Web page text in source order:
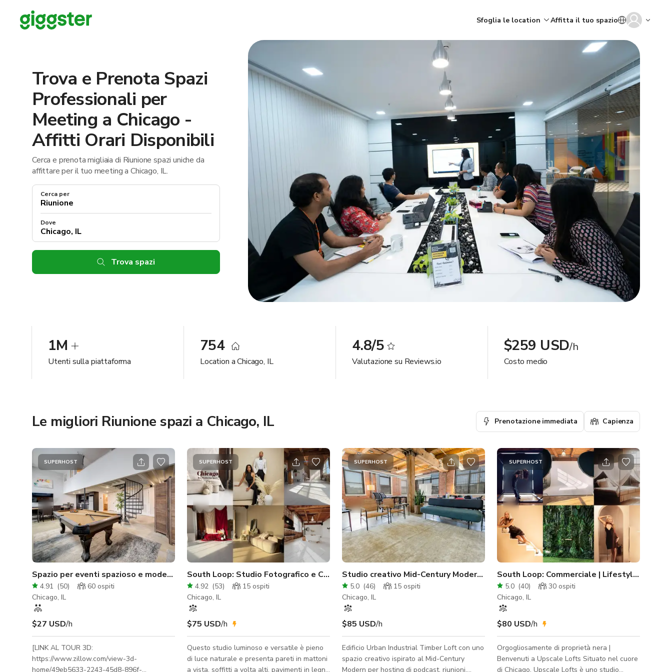
Sfoglia le location Affitta il tuo spazio
Trova e Prenota Spazi
Professionali per
Meeting a Chicago -
Affitti Orari Disponibili
Cerca e prenota migliaia di Riunione spazi uniche da
affittare per il tuo meeting a Chicago, IL.
Cerca per
Dove
Trova spazi
1M
Utenti sulla piattaforma
754
Location a Chicago, IL
4.8/5
Valutazione su Reviews.io
$259 USD/h
Costo medio
Le migliori Riunione spazi a Chicago, IL Prenotazione immediata Capienza
SUPERHOST
Spazio per eventi spazioso e moderno con soppalco per dormire
4.91 (50) 60 ospiti
Chicago, IL
$27 USD/h
[LINK AL TOUR 3D:
https://www.zillow.com/view-3d-
home/49eb5633-2243-45d8-896f-
SUPERHOST
South Loop: Studio Fotografico e Cinematografico Industriale
4.92 (53) 15 ospiti
Chicago, IL
$75 USD/h
Questo studio luminoso e versatile è pieno
di luce naturale e presenta pareti in mattoni
a vista, soffitti a volta alti, pavimenti in legno
SUPERHOST
Studio creativo Mid-Century Modern Foto/Produzione
5.0 (46) 15 ospiti
Chicago, IL
$85 USD/h
Edificio Urban Industrial Timber Loft con uno
spazio creativo ispirato al Mid-Century
Modern per hosting di podcast, riunioni,
SUPERHOST
South Loop: Commerciale | Lifestyle | Studio
5.0 (40) 30 ospiti
Chicago, IL
$80 USD/h
Orgogliosamente di proprietà nera |
Benvenuti a Upscale Lofts Situato nel cuore
di Chicago, Upscale Lofts è uno studio